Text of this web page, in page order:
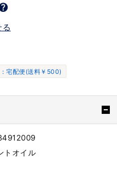
宅配便(送料￥500)
トオイル